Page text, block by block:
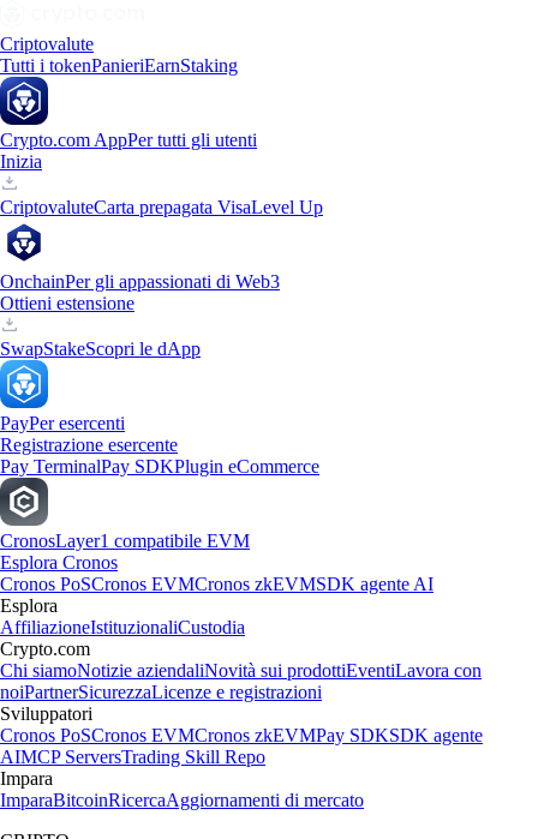
Criptovalute
Tutti i tokenPanieriEarnStaking
Crypto.com AppPer tutti gli utenti
Inizia
CriptovaluteCarta prepagata VisaLevel Up
OnchainPer gli appassionati di Web3
Ottieni estensione
SwapStakeScopri le dApp
PayPer esercenti
Registrazione esercente
Pay TerminalPay SDKPlugin eCommerce
CronosLayer1 compatibile EVM
Esplora Cronos
Cronos PoSCronos EVMCronos zkEVMSDK agente AI
Esplora
AffiliazioneIstituzionaliCustodia
Crypto.com
Chi siamoNotizie aziendaliNovità sui prodottiEventiLavora con
noiPartnerSicurezzaLicenze e registrazioni
Sviluppatori
Cronos PoSCronos EVMCronos zkEVMPay SDKSDK agente
AIMCP ServersTrading Skill Repo
Impara
ImparaBitcoinRicercaAggiornamenti di mercato